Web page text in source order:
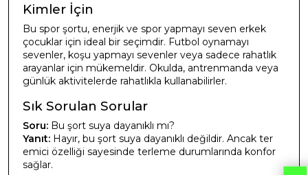
Kimler İçin
Bu spor şortu, enerjik ve spor yapmayı seven erkek
çocuklar için ideal bir seçimdir. Futbol oynamayı
sevenler, koşu yapmayı sevenler veya sadece rahatlık
arayanlar için mükemeldir. Okulda, antrenmanda veya
günlük aktivitelerde rahatlıkla kullanabilirler.
Sık Sorulan Sorular
Soru: Bu şort suya dayanıklı mı?
Yanıt: Hayır, bu şort suya dayanıklı değildir. Ancak ter
emici özelliği sayesinde terleme durumlarında konfor
sağlar.